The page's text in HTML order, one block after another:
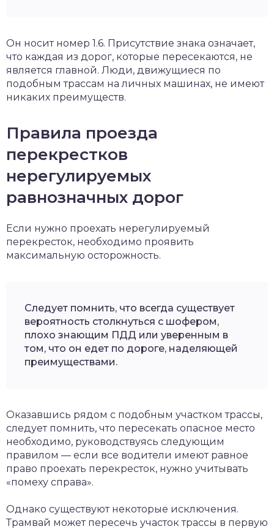
Он носит номер 1.6. Присутствие знака означает,
что каждая из дорог, которые пересекаются, не
является главной. Люди, движущиеся по
подобным трассам на личных машинах, не имеют
никаких преимуществ.
Правила проезда
перекрестков
нерегулируемых
равнозначных дорог
Если нужно проехать нерегулируемый
перекресток, необходимо проявить
максимальную осторожность.
Следует помнить, что всегда существует
вероятность столкнуться с шофером,
плохо знающим ПДД или уверенным в
том, что он едет по дороге, наделяющей
преимуществами.
Оказавшись рядом с подобным участком трассы,
следует помнить, что пересекать опасное место
необходимо, руководствуясь следующим
правилом — если все водители имеют равное
право проехать перекресток, нужно учитывать
«помеху справа».
Однако существуют некоторые исключения.
Трамвай может пересечь участок трассы в первую